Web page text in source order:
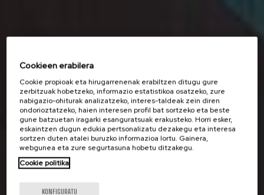
Cookieen erabilera
Cookie propioak eta hirugarrenenak erabiltzen ditugu gure
zerbitzuak hobetzeko, informazio estatistikoa osatzeko, zure
nabigazio-ohiturak analizatzeko, interes-taldeak zein diren
ondorioztatzeko, haien interesen profil bat sortzeko eta beste
gune batzuetan iragarki esanguratsuak erakusteko. Horri esker,
eskaintzen dugun edukia pertsonalizatu dezakegu eta interesa
sortzen duten atalei buruzko informazioa lortu. Gainera,
webgunea eta zure segurtasuna hobetu ditzakegu.
Cookie politika
KONFIGURATU